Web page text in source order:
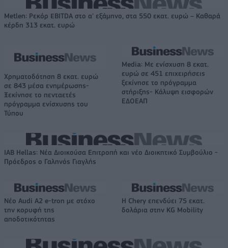
Metlen: Ρεκόρ EBITDA στο α' εξάμηνο, στα 550 εκατ. ευρώ – Καθαρά
κέρδη 313 εκατ. ευρώ
Χρηματοδότηση 8 εκατ. ευρώ
σε 843 μέσα ενημέρωσης-
Ξεκίνησε το πενταετές
πρόγραμμα ενίσχυσης του
Τύπου
Media: Με ενίσχυση 8 εκατ.
ευρώ σε 451 επιχειρήσεις
ξεκίνησε το πρόγραμμα
στήριξης- Κάλυψη εισφορών
ΕΔΟΕΑΠ
IAB Hellas: Νέα Διοικούσα Επιτροπή και νέο Διοικητικό Συμβούλιο -
Πρόεδρος ο Γαληνός Γιαγλής
Νέο Audi A2 e-tron με στόχο
την κορυφή της
αποδοτικότητας
Η Chery επενδύει 75 εκατ.
δολάρια στην KG Mobility